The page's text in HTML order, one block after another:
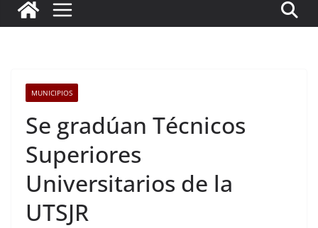
MUNICIPIOS
Se gradúan Técnicos
Superiores
Universitarios de la
UTSJR